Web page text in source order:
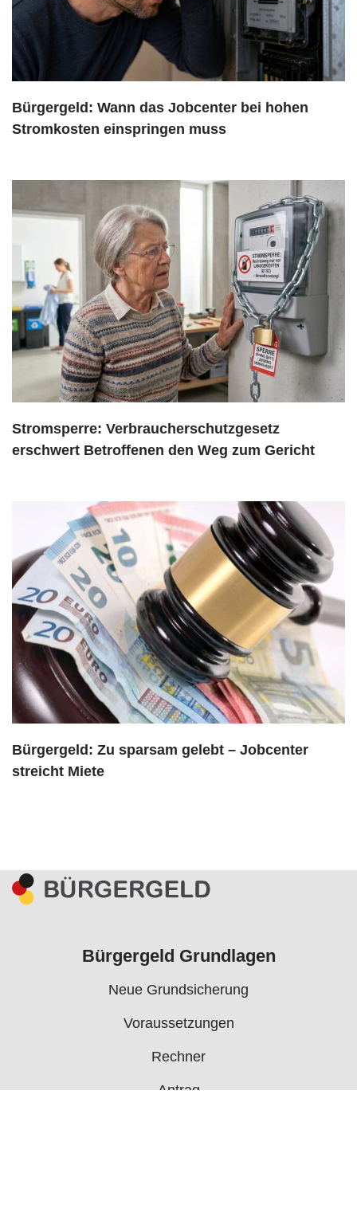
Bürgergeld: Wann das Jobcenter bei hohen
Stromkosten einspringen muss
Stromsperre: Verbraucherschutzgesetz
erschwert Betroffenen den Weg zum Gericht
Bürgergeld: Zu sparsam gelebt – Jobcenter
streicht Miete
Bürgergeld Grundlagen
Neue Grundsicherung
Voraussetzungen
Rechner
Antrag